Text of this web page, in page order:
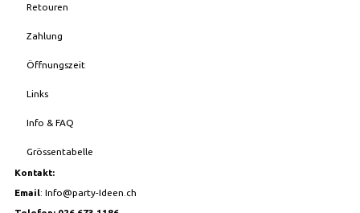
Retouren
Zahlung
Öffnungszeit
Links
Info & FAQ
Grössentabelle
Kontakt:
Email: Info@party-Ideen.ch